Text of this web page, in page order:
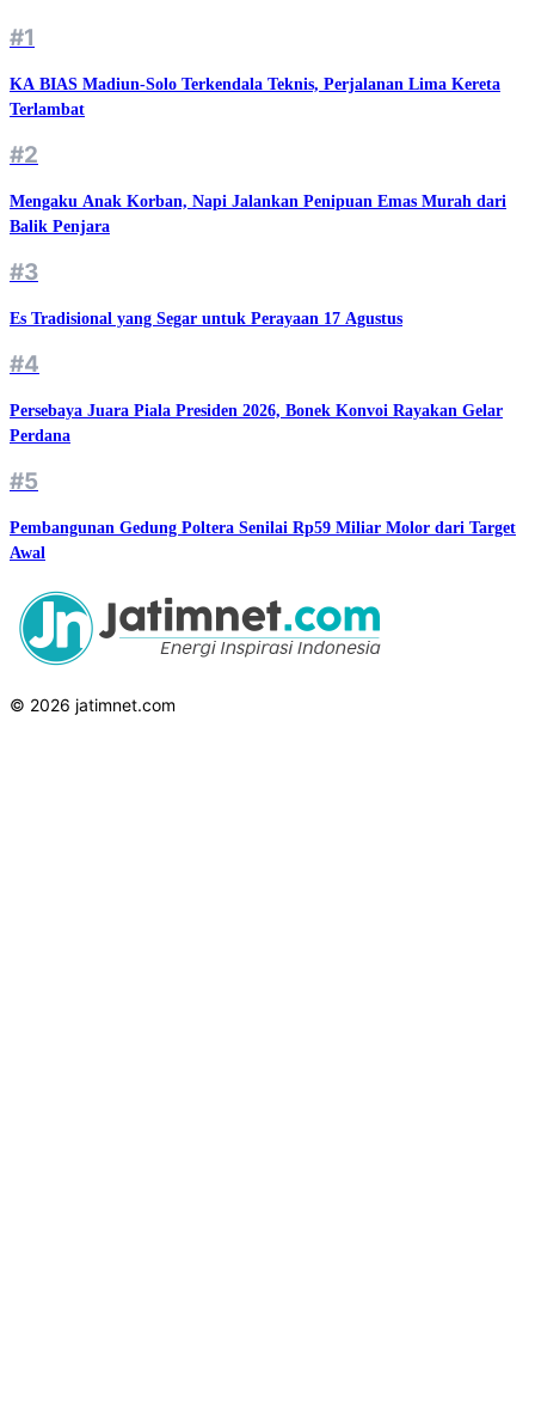
#1
KA BIAS Madiun-Solo Terkendala Teknis, Perjalanan Lima Kereta
Terlambat
#2
Mengaku Anak Korban, Napi Jalankan Penipuan Emas Murah dari
Balik Penjara
#3
Es Tradisional yang Segar untuk Perayaan 17 Agustus
#4
Persebaya Juara Piala Presiden 2026, Bonek Konvoi Rayakan Gelar
Perdana
#5
Pembangunan Gedung Poltera Senilai Rp59 Miliar Molor dari Target
Awal
© 2026 jatimnet.com